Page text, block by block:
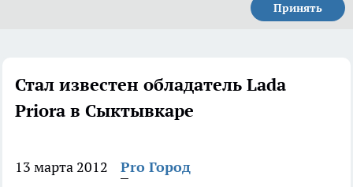
Принять
Стал известен обладатель Lada
Priora в Сыктывкаре
13 марта 2012
Pro Город